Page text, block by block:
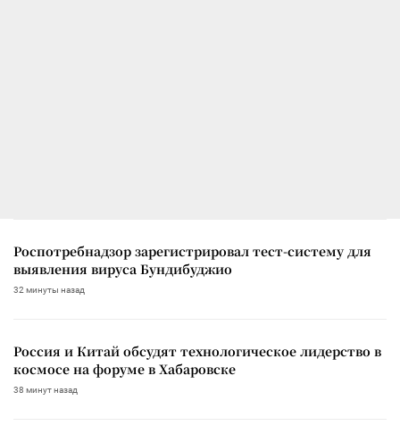
Роспотребнадзор зарегистрировал тест-систему для
выявления вируса Бундибуджио
32 минуты назад
Россия и Китай обсудят технологическое лидерство в
космосе на форуме в Хабаровске
38 минут назад